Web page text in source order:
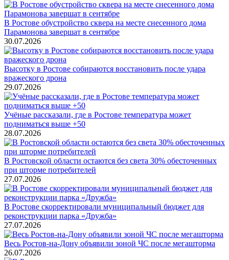
В Ростове обустройство сквера на месте снесенного дома
Парамонова завершат в сентябре
30.07.2026
Высотку в Ростове собираются восстановить после удара
вражеского дрона
29.07.2026
Учёные рассказали, где в Ростове температура может
подниматься выше +50
28.07.2026
В Ростовской области остаются без света 30% обесточенных
при шторме потребителей
27.07.2026
В Ростове скорректировали муниципальный бюджет для
реконструкции парка «Дружба»
27.07.2026
Весь Ростов-на-Дону объявили зоной ЧС после мегашторма
26.07.2026